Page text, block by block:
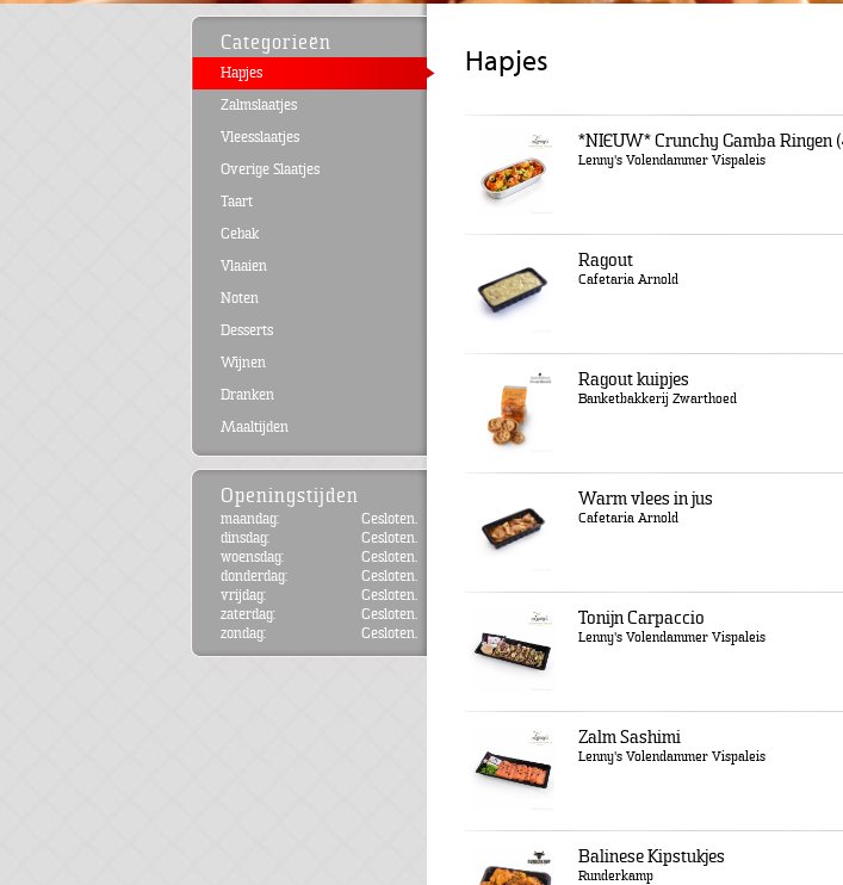
Categorieën
Hapjes
Zalmslaatjes
Vleesslaatjes
Overige Slaatjes
Taart
Gebak
Vlaaien
Noten
Desserts
Wijnen
Dranken
Maaltijden
Openingstijden
Gesloten.
maandag:
Gesloten.
dinsdag:
Gesloten.
woensdag:
Gesloten.
donderdag:
Gesloten.
vrijdag:
Gesloten.
zaterdag:
Gesloten.
zondag:
Hapjes
*NIEUW* Crunchy Gamba Ringen
Lenny's Volendammer Vispaleis
Ragout
Cafetaria Arnold
Ragout kuipjes
Banketbakkerij Zwarthoed
Warm vlees in jus
Cafetaria Arnold
Tonijn Carpaccio
Lenny's Volendammer Vispaleis
Zalm Sashimi
Lenny's Volendammer Vispaleis
Balinese Kipstukjes
Runderkamp